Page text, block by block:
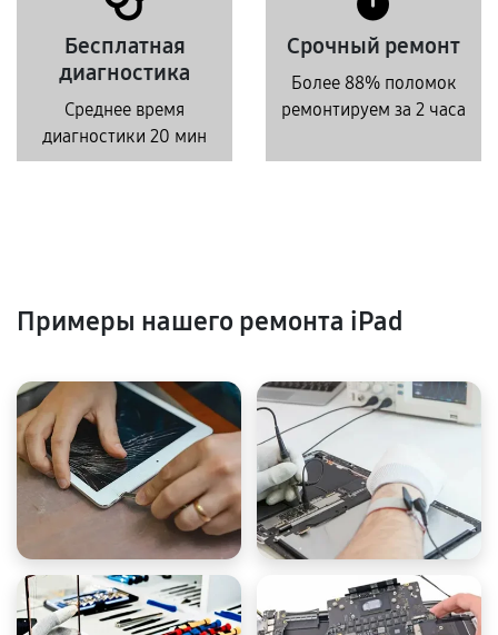
Бесплатная
диагностика
Среднее время
диагностики 20 мин
Срочный ремонт
Более 88% поломок
ремонтируем за 2 часа
Примеры нашего ремонта iPad